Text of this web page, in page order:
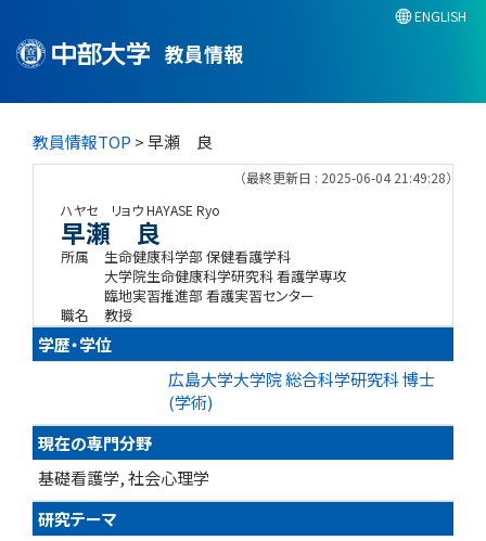
教員情報
ENGLISH
教員情報TOP > 早瀬 良
（最終更新日 : 2025-06-04 21:49:28）
ハヤセ リョウHAYASE Ryo
早瀬 良
所属
生命健康科学部 保健看護学科
大学院生命健康科学研究科 看護学専攻
臨地実習推進部 看護実習センター
職名
教授
学歴・学位
広島大学大学院 総合科学研究科 博士
(学術)
現在の専門分野
基礎看護学, 社会心理学
研究テーマ